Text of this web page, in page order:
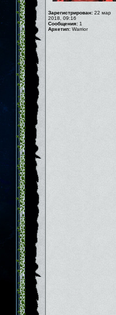
Зарегистрирован: 22 мар
2018, 09:16
Сообщения: 1
Архетип: Warrior